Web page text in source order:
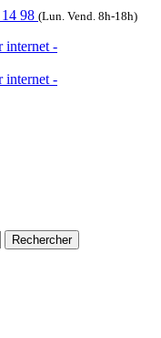
98 (Lun. Vend. 8h-18h)
Rechercher